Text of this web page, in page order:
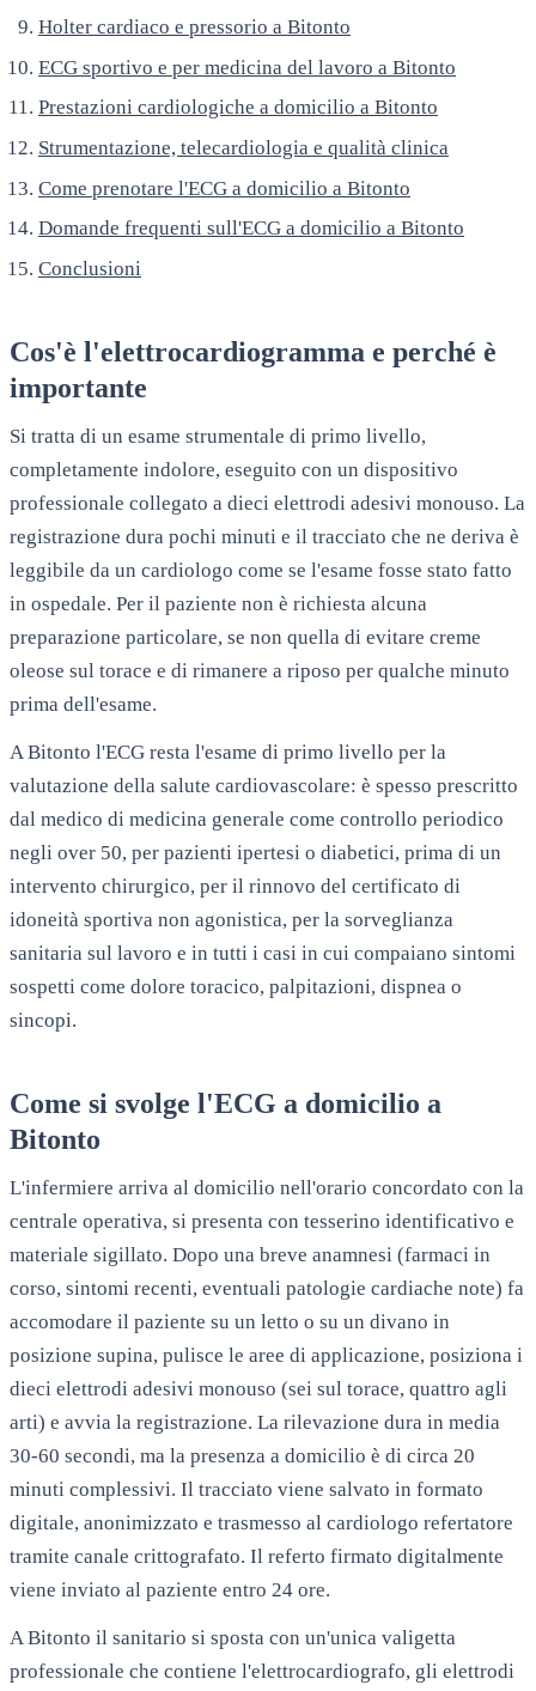
Holter cardiaco e pressorio a Bitonto
ECG sportivo e per medicina del lavoro a Bitonto
Prestazioni cardiologiche a domicilio a Bitonto
Strumentazione, telecardiologia e qualità clinica
Come prenotare l'ECG a domicilio a Bitonto
Domande frequenti sull'ECG a domicilio a Bitonto
Conclusioni
Cos'è l'elettrocardiogramma e perché è
importante
Si tratta di un esame strumentale di primo livello,
completamente indolore, eseguito con un dispositivo
professionale collegato a dieci elettrodi adesivi monouso. La
registrazione dura pochi minuti e il tracciato che ne deriva è
leggibile da un cardiologo come se l'esame fosse stato fatto
in ospedale. Per il paziente non è richiesta alcuna
preparazione particolare, se non quella di evitare creme
oleose sul torace e di rimanere a riposo per qualche minuto
prima dell'esame.
A Bitonto l'ECG resta l'esame di primo livello per la
valutazione della salute cardiovascolare: è spesso prescritto
dal medico di medicina generale come controllo periodico
negli over 50, per pazienti ipertesi o diabetici, prima di un
intervento chirurgico, per il rinnovo del certificato di
idoneità sportiva non agonistica, per la sorveglianza
sanitaria sul lavoro e in tutti i casi in cui compaiano sintomi
sospetti come dolore toracico, palpitazioni, dispnea o
sincopi.
Come si svolge l'ECG a domicilio a
Bitonto
L'infermiere arriva al domicilio nell'orario concordato con la
centrale operativa, si presenta con tesserino identificativo e
materiale sigillato. Dopo una breve anamnesi (farmaci in
corso, sintomi recenti, eventuali patologie cardiache note) fa
accomodare il paziente su un letto o su un divano in
posizione supina, pulisce le aree di applicazione, posiziona i
dieci elettrodi adesivi monouso (sei sul torace, quattro agli
arti) e avvia la registrazione. La rilevazione dura in media
30-60 secondi, ma la presenza a domicilio è di circa 20
minuti complessivi. Il tracciato viene salvato in formato
digitale, anonimizzato e trasmesso al cardiologo refertatore
tramite canale crittografato. Il referto firmato digitalmente
viene inviato al paziente entro 24 ore.
A Bitonto il sanitario si sposta con un'unica valigetta
professionale che contiene l'elettrocardiografo, gli elettrodi